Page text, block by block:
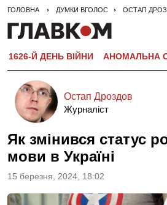
ГОЛОВНА ДУМКИ ВГОЛОС ОСТАП
1626-Й ДЕНЬ ВІЙНИ АНОМАЛЬНА
Остап Дроздов
Журналіст
Як змінився статус
мови в Україні
15 березня, 2024, 18:02